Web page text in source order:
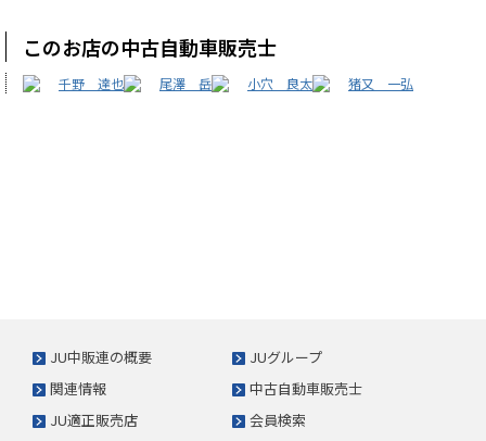
このお店の中古自動車販売士
千野 達也 尾澤 岳 小穴 良太 猪又 一弘
JU中販連の概要
JUグループ
関連情報
中古自動車販売士
JU適正販売店
会員検索